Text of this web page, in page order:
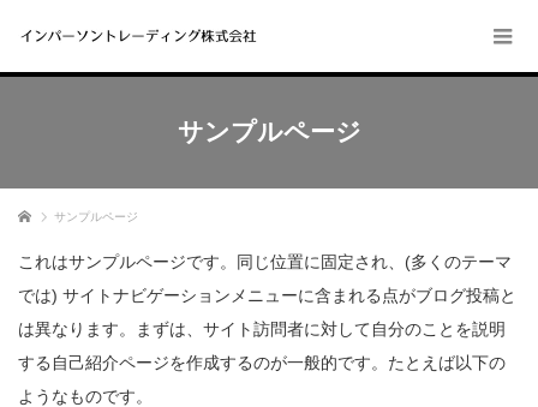
サンプルページ
ホーム サンプルページ
これはサンプルページです。同じ位置に固定され、(多くのテーマ
では) サイトナビゲーションメニューに含まれる点がブログ投稿と
は異なります。まずは、サイト訪問者に対して自分のことを説明
する自己紹介ページを作成するのが一般的です。たとえば以下の
ようなものです。